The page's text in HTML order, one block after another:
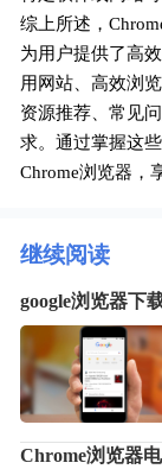
综上所述，
为用户提供了高
用网站、高效浏
资源推荐、常见
求。通过掌握这
Chrome浏览器，
继续阅读
google浏览器下
Chrome浏览器